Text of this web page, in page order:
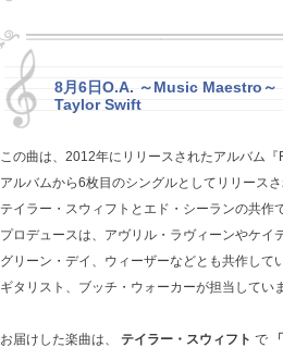
8月6日O.A. ～Music Maestro
Taylor Swift
この曲は、2012年にリリースされたアルバム
アルバムから6枚目のシングルとしてリリースさ
テイラー・スウィフトとエド・シーランの共作
プロデュースは、アヴリル・ラヴィーンやケイ
グリーン・デイ、ウィーザーなどとも共作して
ギタリスト、ブッチ・ウォーカーが担当してい
お届けした楽曲は、 テイラー・スウィフト で